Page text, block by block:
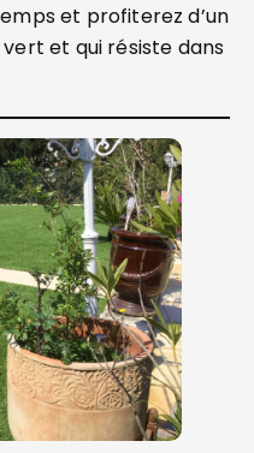
et profiterez d’un
et qui résiste dans